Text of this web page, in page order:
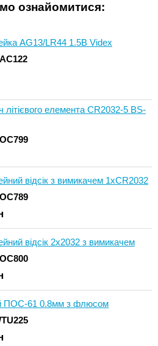
ознайомитися:
AG13/LR44 1.5В Videx
літієвого елемента CR2032-5 BS-
відсік з вимикачем 1xCR2032
відсік 2x2032 з вимикачем
ПОС-61 0.8мм з флюсом